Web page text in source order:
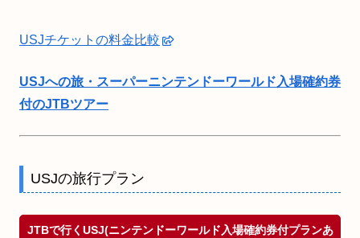
USJチケットの料金比較
USJへの旅・スーパーニンテンドーワールド入場確約券
付のJTBツアー
USJの旅行プラン
JTBで行くUSJ(ニンテンドーワールド入場確約券付プランあ